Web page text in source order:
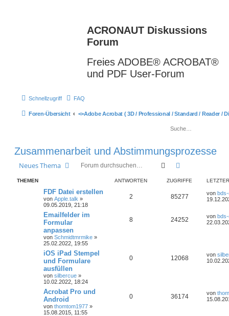
ACRONAUT Diskussions
Forum
Freies ADOBE® ACROBAT®
und PDF User-Forum
Schnellzugriff FAQ
Foren-Übersicht <>Adobe Acrobat ( 3D / Professional / Standard / Reader /
Zusammenarbeit und Abstimmungsprozesse
Neues Thema Suche
THEMEN ANTWORTEN ZUGRIFFE
FDF Datei erstellen
von Apple.talk »
09.05.2019, 21:18
2 85277 von
Emailfelder im
Formular
anpassen
von Schmidtmrmike »
25.02.2022, 19:55
8 24252 von
iOS iPad Stempel
und Formulare
ausfüllen
von silbercue »
10.02.2022, 18:24
0 12068 von
Acrobat Pro und
Android
von thomtom1977 »
15.08.2015, 11:55
0 36174 von